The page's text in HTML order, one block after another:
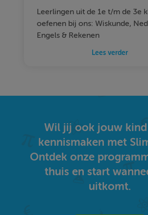
Leerlingen uit de 1e t/m de 3e
oefenen bij ons: Wiskunde,
Engels & Rekenen
Lees verder
Wil jij ook jouw
kennismaken met
Ontdek onze
thuis en start
uitkomt.